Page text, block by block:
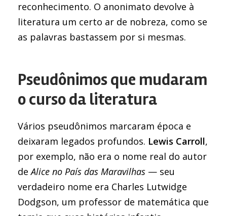
reconhecimento. O anonimato devolve à
literatura um certo ar de nobreza, como se
as palavras bastassem por si mesmas.
Pseudônimos que mudaram
o curso da literatura
Vários pseudônimos marcaram época e
deixaram legados profundos. Lewis Carroll,
por exemplo, não era o nome real do autor
deAlice no País das Maravilhas — seu
verdadeiro nome era Charles Lutwidge
Dodgson, um professor de matemática que